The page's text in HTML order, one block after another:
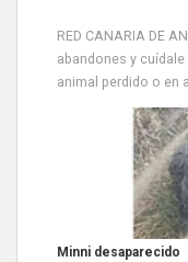
RED CANARIA DE
abandones y
animal perdido o en
Minni desaparecido